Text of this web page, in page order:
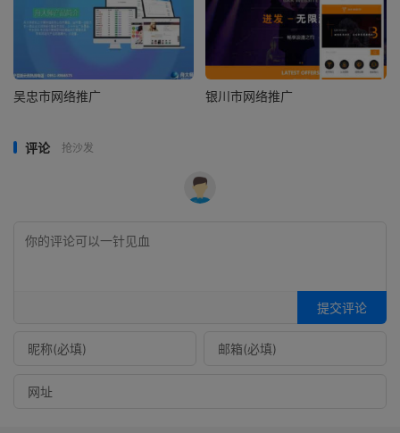
吴忠市网络推广 银川市网络推广
评论 抢沙发
提交评论